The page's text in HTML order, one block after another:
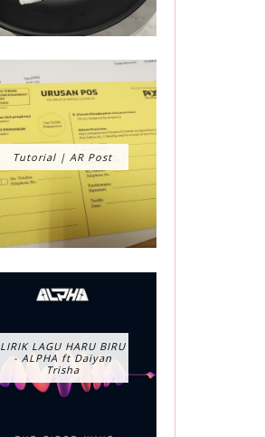
Tutorial | AR Post
LIRIK LAGU HARU BIRU
- ALPHA ft Daiyan
Trisha